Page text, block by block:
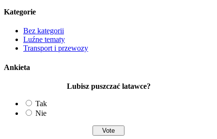
Kategorie
Bez kategorii
Luźne tematy
Transport i przewozy
Ankieta
Lubisz puszczać latawce?
Tak
Nie